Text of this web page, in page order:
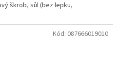
škrob, sůl (bez lepku,
Kód: 087666019010